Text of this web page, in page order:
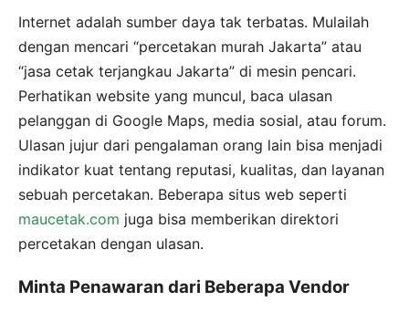
Internet adalah sumber daya tak terbatas. Mulailah
dengan mencari “percetakan murah Jakarta” atau
“jasa cetak terjangkau Jakarta” di mesin pencari.
Perhatikan website yang muncul, baca ulasan
pelanggan di Google Maps, media sosial, atau forum.
Ulasan jujur dari pengalaman orang lain bisa menjadi
indikator kuat tentang reputasi, kualitas, dan layanan
sebuah percetakan. Beberapa situs web seperti
maucetak.com juga bisa memberikan direktori
percetakan dengan ulasan.
Minta Penawaran dari Beberapa Vendor